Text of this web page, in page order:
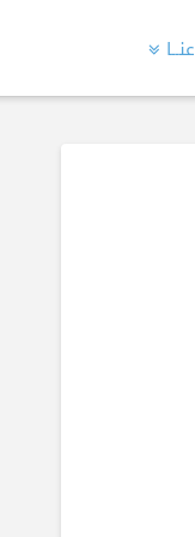
عنــا